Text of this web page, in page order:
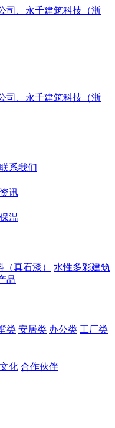
联系我们
讯
温
真石漆）
水性多彩建筑
品
类 安居类 办公类 工厂类
化 合作伙伴